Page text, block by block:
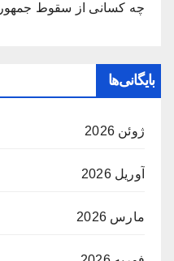
چه کسانی از سقوط
بایگانی‌ها
ژوئن 2026
آوریل 2026
مارس 2026